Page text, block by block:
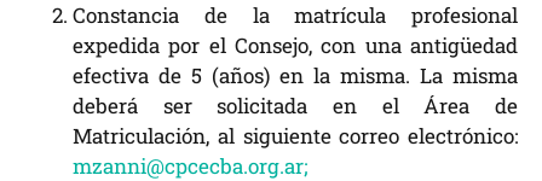
Constancia de la matrícula profesional
expedida por el Consejo, con una antigüedad
efectiva de 5 (años) en la misma. La misma
deberá ser solicitada en el Área de
Matriculación, al siguiente correo electrónico:
mzanni@cpcecba.org.ar;